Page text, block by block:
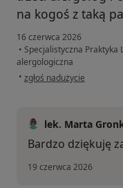
na kogoś z taką
16 czerwca 2026
• Specjalistyczna Praktyka
alergologiczna
• w opinii użytkownika
zgłoś nadużycie
lek. Marta
Bardzo dziękuję
19 czerwca 2026